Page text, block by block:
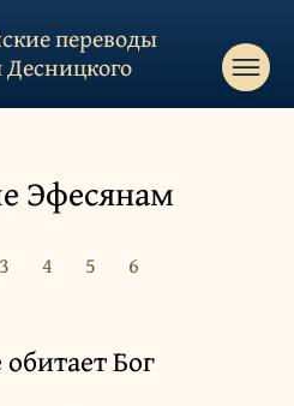
переводы
Эфесянам
3 4 5 6
Бог